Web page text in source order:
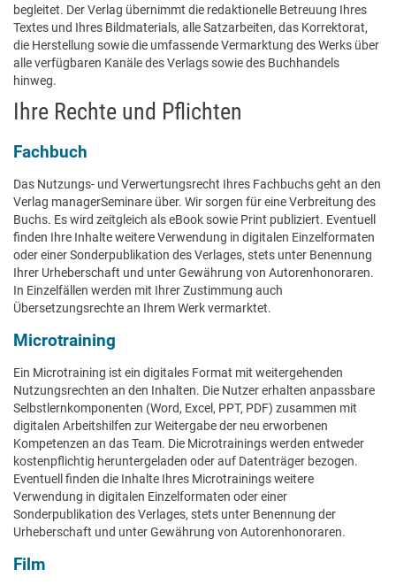
begleitet. Der Verlag übernimmt die redaktionelle Betreuung Ihres
Textes und Ihres Bildmaterials, alle Satzarbeiten, das Korrektorat,
die Herstellung sowie die umfassende Vermarktung des Werks über
alle verfügbaren Kanäle des Verlags sowie des Buchhandels
hinweg.
Ihre Rechte und Pflichten
Fachbuch
Das Nutzungs- und Verwertungsrecht Ihres Fachbuchs geht an den
Verlag managerSeminare über. Wir sorgen für eine Verbreitung des
Buchs. Es wird zeitgleich als eBook sowie Print publiziert. Eventuell
finden Ihre Inhalte weitere Verwendung in digitalen Einzelformaten
oder einer Sonderpublikation des Verlages, stets unter Benennung
Ihrer Urheberschaft und unter Gewährung von Autorenhonoraren.
In Einzelfällen werden mit Ihrer Zustimmung auch
Übersetzungsrechte an Ihrem Werk vermarktet.
Microtraining
Ein Microtraining ist ein digitales Format mit weitergehenden
Nutzungsrechten an den Inhalten. Die Nutzer erhalten anpassbare
Selbstlernkomponenten (Word, Excel, PPT, PDF) zusammen mit
digitalen Arbeitshilfen zur Weitergabe der neu erworbenen
Kompetenzen an das Team. Die Microtrainings werden entweder
kostenpflichtig heruntergeladen oder auf Datenträger bezogen.
Eventuell finden die Inhalte Ihres Microtrainings weitere
Verwendung in digitalen Einzelformaten oder einer
Sonderpublikation des Verlages, stets unter Benennung der
Urheberschaft und unter Gewährung von Autorenhonoraren.
Film